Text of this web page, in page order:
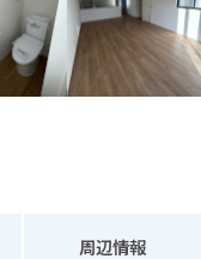
周辺情報